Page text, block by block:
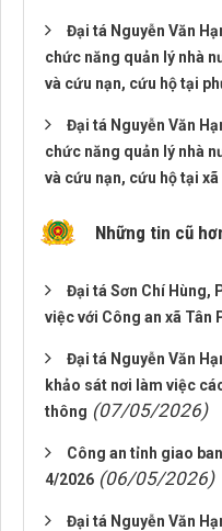
Đại tá Nguyễn Văn
chức năng quản lý nhà
và cứu nạn, cứu hộ tại
Đại tá Nguyễn Văn
chức năng quản lý nhà
và cứu nạn, cứu hộ tại
Những tin cũ
Đại tá Sơn Chí Hùng,
việc với Công an xã Tân
Đại tá Nguyễn Văn
khảo sát nơi làm việc
thông (07/05/2026)
Công an tỉnh giao
4/2026 (06/05/2026)
Đại tá Nguyễn Văn